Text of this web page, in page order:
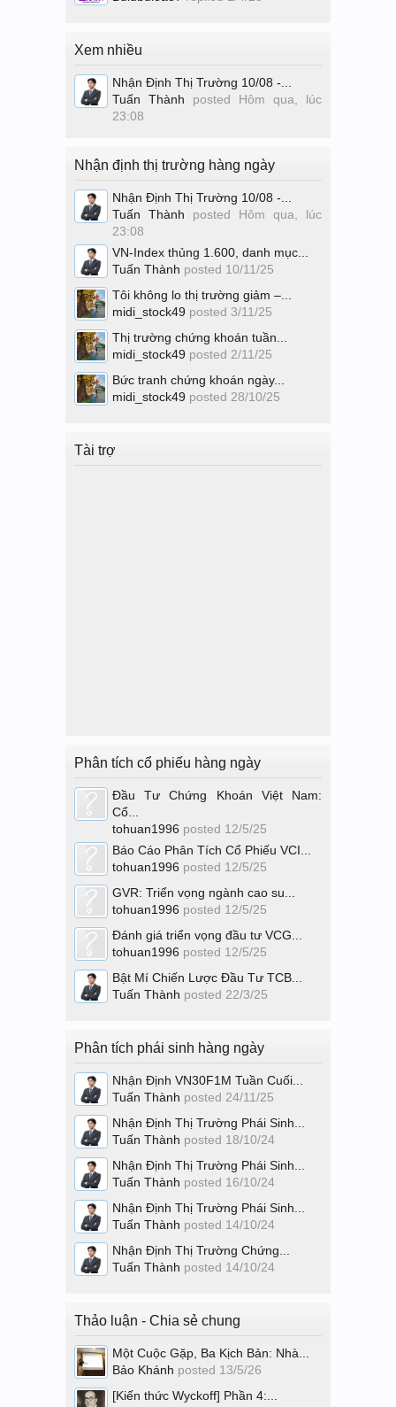
Xem nhiều
Nhận Định Thị Trường 10/08 -...
Tuấn Thành posted Hôm qua, lúc
23:08
Nhận định thị trường hàng ngày
Nhận Định Thị Trường 10/08 -...
Tuấn Thành posted Hôm qua, lúc
23:08
VN-Index thủng 1.600, danh mục...
Tuấn Thành posted 10/11/25
Tôi không lo thị trường giảm –...
midi_stock49 posted 3/11/25
Thị trường chứng khoán tuần...
midi_stock49 posted 2/11/25
Bức tranh chứng khoán ngày...
midi_stock49 posted 28/10/25
Tài trợ
Phân tích cổ phiếu hàng ngày
Đầu Tư Chứng Khoán Việt Nam:
Cổ...
tohuan1996 posted 12/5/25
Báo Cáo Phân Tích Cổ Phiếu VCI...
tohuan1996 posted 12/5/25
GVR: Triển vọng ngành cao su...
tohuan1996 posted 12/5/25
Đánh giá triển vọng đầu tư VCG...
tohuan1996 posted 12/5/25
Bật Mí Chiến Lược Đầu Tư TCB...
Tuấn Thành posted 22/3/25
Phân tích phái sinh hàng ngày
Nhận Định VN30F1M Tuần Cuối...
Tuấn Thành posted 24/11/25
Nhận Định Thị Trường Phái Sinh...
Tuấn Thành posted 18/10/24
Nhận Định Thị Trường Phái Sinh...
Tuấn Thành posted 16/10/24
Nhận Định Thị Trường Phái Sinh...
Tuấn Thành posted 14/10/24
Nhận Định Thị Trường Chứng...
Tuấn Thành posted 14/10/24
Thảo luận - Chia sẻ chung
Một Cuộc Gặp, Ba Kịch Bản: Nhà...
Bảo Khánh posted 13/5/26
[Kiến thức Wyckoff] Phần 4:...